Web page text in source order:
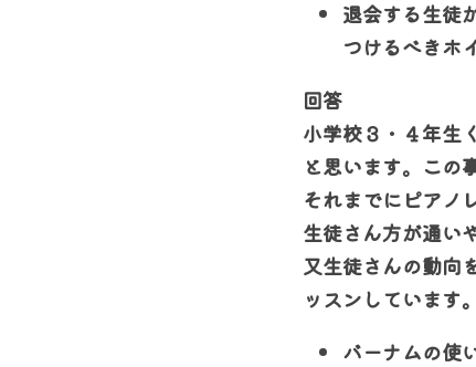
退会する生徒
つけるべきホ
回答
小学校３・４年生
と思います。この
それまでにピアノ
生徒さん方が通い
又生徒さんの動向
ッスンしています。
バーナムの使